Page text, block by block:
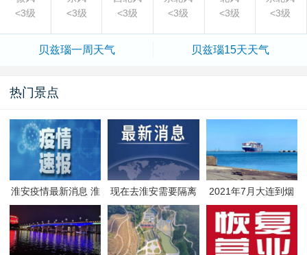
<3级
<3级 <3级 <3级 <3级 <3级
贝兹瑙一周天气 贝兹瑙15天天气
热门景点
淮安疫情最新消息 淮
安疫情防控政策
现在去淮安需要隔离
吗 淮安最新隔离政策
2021年7月大连到烟
台航线因台风停航